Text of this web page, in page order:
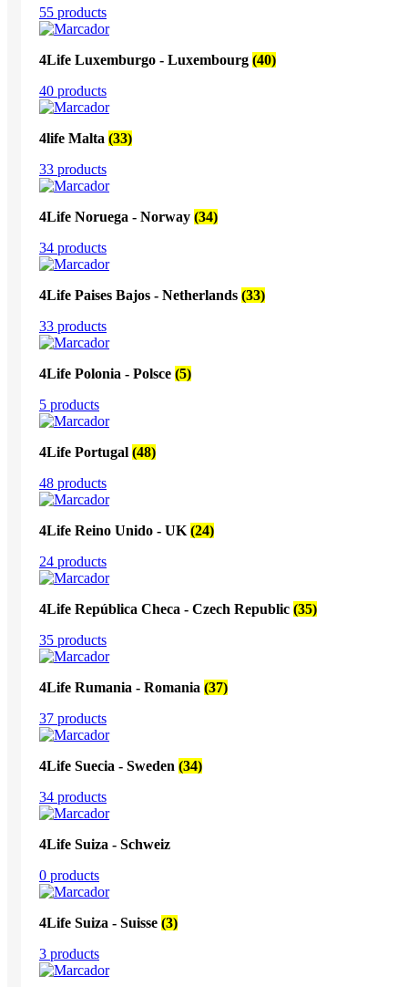
55 products
4Life Luxemburgo - Luxembourg (40)
40 products
4life Malta (33)
33 products
4Life Noruega - Norway (34)
34 products
4Life Paises Bajos - Netherlands (33)
33 products
4Life Polonia - Polsce (5)
5 products
4Life Portugal (48)
48 products
4Life Reino Unido - UK (24)
24 products
4Life República Checa - Czech Republic (35)
35 products
4Life Rumania - Romania (37)
37 products
4Life Suecia - Sweden (34)
34 products
4Life Suiza - Schweiz
0 products
4Life Suiza - Suisse (3)
3 products